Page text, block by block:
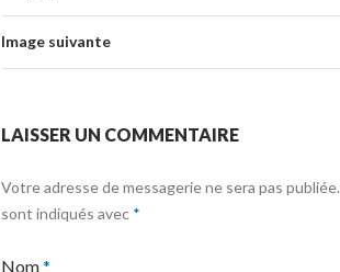
Image suivante
LAISSER UN COMMENTAIRE
Votre adresse de messagerie ne sera pas publiée.
sont indiqués avec *
Nom*